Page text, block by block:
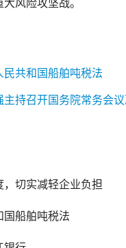
民共和国船舶吨税法
召开国务院常务会议决定进一步减少涉
切实减轻企业负担
国船舶吨税法